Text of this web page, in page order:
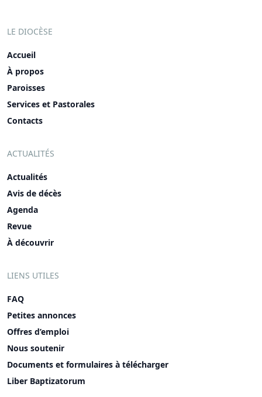
LE DIOCÈSE
Accueil
À propos
Paroisses
Services et Pastorales
Contacts
ACTUALITÉS
Actualités
Avis de décès
Agenda
Revue
À découvrir
LIENS UTILES
FAQ
Petites annonces
Offres d’emploi
Nous soutenir
Documents et formulaires à télécharger
Liber Baptizatorum